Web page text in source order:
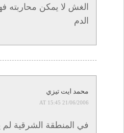
الغش لا يمكن محاربته
الدم
محمد ايت تيزي
21/06/2006 AT 15:45
في المنطقة الشرقية